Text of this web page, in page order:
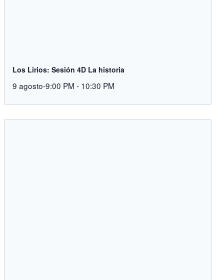
Los Lirios: Sesión 4D La historia
9 agosto-9:00 PM - 10:30 PM